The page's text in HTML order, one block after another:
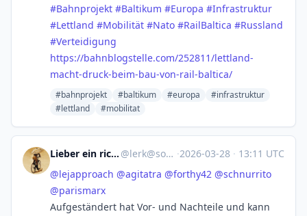
#Bahnprojekt #Baltikum #Europa #Infrastruktur
#Lettland #Mobilität #Nato #RailBaltica #Russland
#Verteidigung
https://bahnblogstelle.com/252811/lettland-
macht-druck-beim-bau-von-rail-baltica/
#bahnprojekt #baltikum #europa
#infrastruktur
#lettland
#mobilitat
Lieber ein richtiges Klapprad @lerk@social.tchncs.de ·2026-03-28 · 13:11 UTC
@lejapproach @agitatra @forthy42 @schnurrito
@parismarx
Aufgeständert hat Vor- und Nachteile und kann